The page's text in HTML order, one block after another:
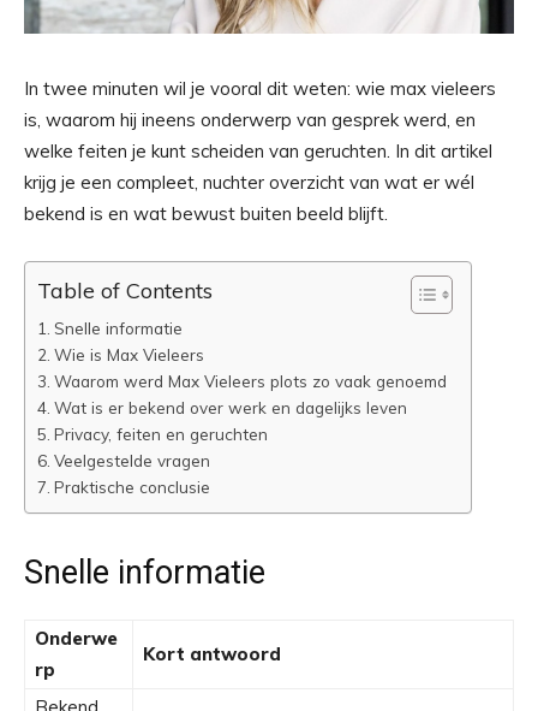
In twee minuten wil je vooral dit weten: wie max vieleers
is, waarom hij ineens onderwerp van gesprek werd, en
welke feiten je kunt scheiden van geruchten. In dit artikel
krijg je een compleet, nuchter overzicht van wat er wél
bekend is en wat bewust buiten beeld blijft.
Table of Contents
Snelle informatie
Wie is Max Vieleers
Waarom werd Max Vieleers plots zo vaak genoemd
Wat is er bekend over werk en dagelijks leven
Privacy, feiten en geruchten
Veelgestelde vragen
Praktische conclusie
Snelle informatie
Onderwe
rp
Kort antwoord